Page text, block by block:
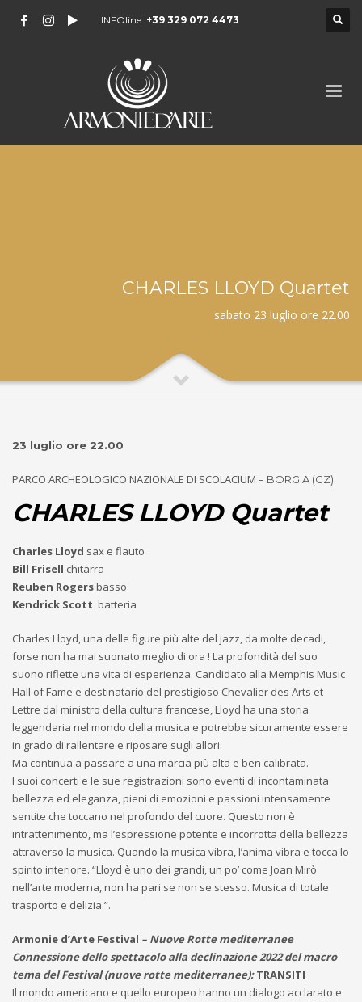
INFOline: +39 329 072 4473
CHARLES LLOYD Quartet
sabato 23 luglio ore 22.00
23 luglio ore 22.00
PARCO ARCHEOLOGICO NAZIONALE DI SCOLACIUM – BORGIA (CZ)
CHARLES LLOYD Quartet
Charles Lloyd sax e flauto
Bill Frisell chitarra
Reuben Rogersbasso
Kendrick Scott batteria
Charles Lloyd, una delle figure più alte del jazz, da molte decadi,
forse non ha mai suonato meglio di ora ! La profondità del suo
suono riflette una vita di esperienza. Candidato alla Memphis Music
Hall of Fame e destinatario del prestigioso Chevalier des Arts et
Lettre dal ministro della cultura francese, Lloyd ha una storia
leggendaria nel mondo della musica e potrebbe sicuramente essere
in grado di rallentare e riposare sugli allori.
Ma continua a passare a una marcia più alta e ben calibrata.
I suoi concerti e le sue registrazioni sono eventi di incontaminata
bellezza ed eleganza, pieni di emozioni e passioni intensamente
sentite che toccano nel profondo del cuore. Questo non è
intrattenimento, ma l’espressione potente e incorrotta della bellezza
attraverso la musica. Quando la musica vibra, l’anima vibra e tocca lo
spirito interiore. “Lloyd è uno dei grandi, un po’ come Joan Mirò
nell’arte moderna, non ha pari se non se stesso. Musica di totale
trasporto e delizia.”.
Armonie d’Arte Festival – Nuove Rotte mediterranee
Connessione dello spettacolo alla declinazione 2022 del macro
tema del Festival (nuove rotte mediterranee):TRANSITI
Il mondo americano e quello europeo hanno un dialogo acclarato e